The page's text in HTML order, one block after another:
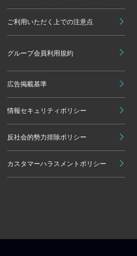
ご利用いただく上での注意点
グループ会員利用規約
広告掲載基準
情報セキュリティポリシー
反社会的勢力排除ポリシー
カスタマーハラスメントポリシー